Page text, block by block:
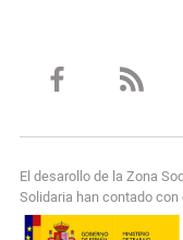
El desarollo de la Zona
Solidaria han contado con